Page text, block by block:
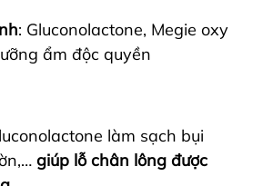
: Gluconolactone, Megie oxy
ẩm độc quyền
làm sạch bụi
giúp lỗ chân lông được